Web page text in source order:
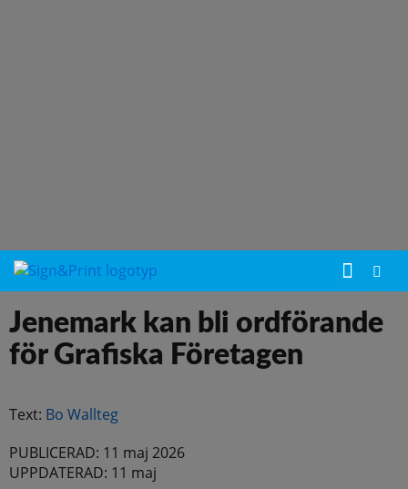
Jenemark kan bli ordförande
för Grafiska Företagen
Text: Bo Wallteg
PUBLICERAD: 11 maj 2026
UPPDATERAD: 11 maj